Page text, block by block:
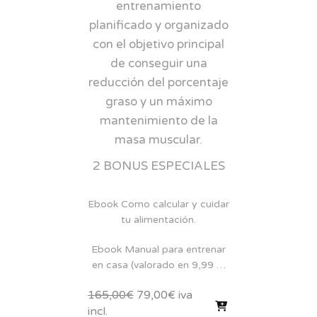
entrenamiento
planificado y organizado
con el objetivo principal
de conseguir una
reducción del porcentaje
graso y un máximo
mantenimiento de la
masa muscular.
2 BONUS ESPECIALES
Ebook Como calcular y cuidar
tu alimentación.
Ebook Manual para entrenar
en casa (valorado en 9,99 …
165,00€ El
79,00€ El
iva
incl.